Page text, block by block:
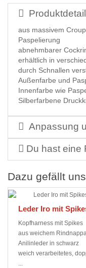
aus massivem
Paspelierung
abnehmbarer
erhältlich in
durch Schnallen
Außenfarbe und
Innenfarbe wie
Silberfarbene
Anpassung
Du hast eine
Dazu gefällt uns
Leder Iro mit
Kopfharness mit Spikes
aus weichem
Anilinleder in schwarz
weich verarbeitetes,
...